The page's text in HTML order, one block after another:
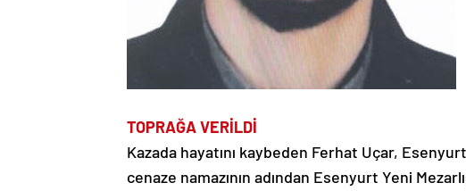
TOPRAĞA VERİLDİ
Kazada hayatını kaybeden Ferhat Uçar,
cenaze namazının adından Esenyurt Yeni